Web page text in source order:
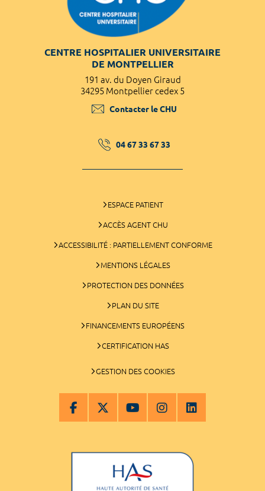
CENTRE HOSPITALIER UNIVERSITAIRE
DE MONTPELLIER
191 av. du Doyen Giraud
34295 Montpellier cedex 5
Contacter le CHU
04 67 33 67 33
ESPACE PATIENT
ACCÈS AGENT CHU
ACCESSIBILITÉ : PARTIELLEMENT CONFORME
MENTIONS LÉGALES
PROTECTION DES DONNÉES
PLAN DU SITE
FINANCEMENTS EUROPÉENS
CERTIFICATION HAS
GESTION DES COOKIES